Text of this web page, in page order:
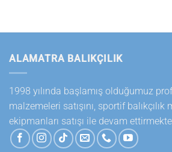
ALAMATRA BALIKÇILIK
1998 yılında başlamış olduğumuz
malzemeleri satışını, sportif
ekipmanları satışı ile devam